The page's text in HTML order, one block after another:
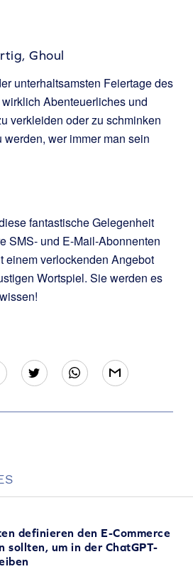
Ghoul
unterhaltsamsten Feiertage des
Abenteuerliches und
verkleiden oder zu schminken
wer immer man sein
fantastische Gelegenheit
SMS- und E-Mail-Abonnenten
einem verlockenden Angebot
Wortspiel. Sie werden es
definieren den E-Commerce
sollten, um in der ChatGPT-